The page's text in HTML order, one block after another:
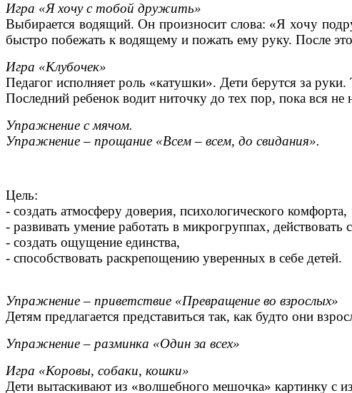
Игра «Я хочу с тобой дружить»
Выбирается водящий. Он произносит слова: «Я хочу
быстро побежать к водящему и пожать ему руку. После
Игра «Клубочек»
Педагог исполняет роль «катушки». Дети берутся за
Последний ребенок водит ниточку до тех пор, пока вся
Упражнение с мячом.
Упражнение – прощание «Всем – всем, до свидания».
Цель:
- создать атмосферу доверия, психологического комфорта,
- развивать умение работать в микрогруппах, действовать
- создать ощущение единства,
- способствовать раскрепощению уверенных в себе детей.
Упражнение – приветствие «Превращение во взрослых»
Детям предлагается представиться так, как будто они
Упражнение – разминка «Один за всех»
Игра «Коровы, собаки, кошки»
Дети вытаскивают из «волшебного мешочка» картинку с